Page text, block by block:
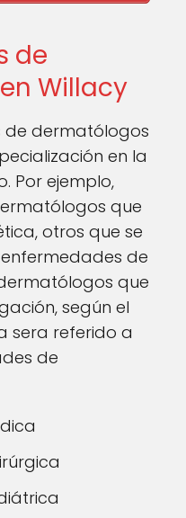
de
Willacy
de dermatólogos
en la
Por ejemplo,
que
otros que se
de
que
según el
sera referido a
de